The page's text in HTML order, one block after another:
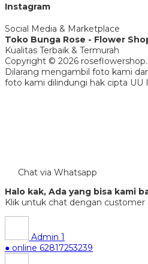
Instagram
Social Media & Marketplace
Toko Bunga Rose - Flower
Kualitas Terbaik & Termurah
Copyright © 2026
Dilarang mengambil foto kami
foto kami dilindungi hak cipta UU
Chat via Whatsapp
Halo kak, Ada yang bisa kami
Klik untuk chat dengan customer
Admin 1
● online 62817253239